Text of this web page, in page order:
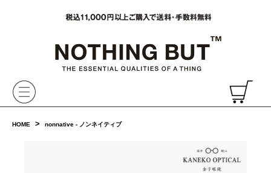
HOME > nonnative - ノンネイティブ